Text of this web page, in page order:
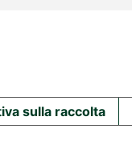
sulla raccolta